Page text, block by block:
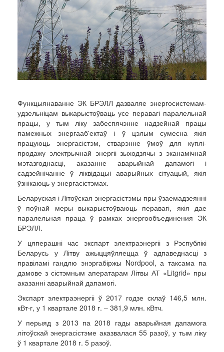
Функцыянаванне ЭК БРЭЛЛ дазваляе энергосистемам-
удзельніцам выкарыстоўваць усе перавагі паралельнай
працы, у тым ліку забеспячэнне надзейнай працы
памежных энергааб'ектаў і ў цэлым сумесна якія
працуюць энергасістэм, стварэнне ўмоў для куплі-
продажу электрычнай энергіі зыходзячы з эканамічнай
мэтазгоднасці, аказанне аварыйнай дапамогі і
садзейнічанне ў ліквідацыі аварыйных сітуацый, якія
ўзнікаюць у энергасістэмах.
Беларуская і Літоўская энергасістэмы пры ўзаемадзеянні
ў поўнай меры выкарыстоўваюць перавагі, якія дае
паралельная праца ў рамках энергообъединения ЭК
БРЭЛЛ.
У цяперашні час экспарт электраэнергіі з Рэспублікі
Беларусь у Літву ажыццяўляецца ў адпаведнасці з
правіламі гандлю энэргабіржы Nordpool, а таксама па
дамове з сістэмным аператарам Літвы АТ «Litgrid» пры
аказанні аварыйнай дапамогі.
Экспарт электраэнергіі ў 2017 годзе склаў 146,5 млн.
кВт∙г, у 1 квартале 2018 г. – 381,9 млн. кВтч.
У перыяд з 2013 па 2018 гады аварыйная дапамога
літоўскай энергасістэме аказвалася 55 разоў, у тым ліку
ў 1 квартале 2018 г. 5 разоў.